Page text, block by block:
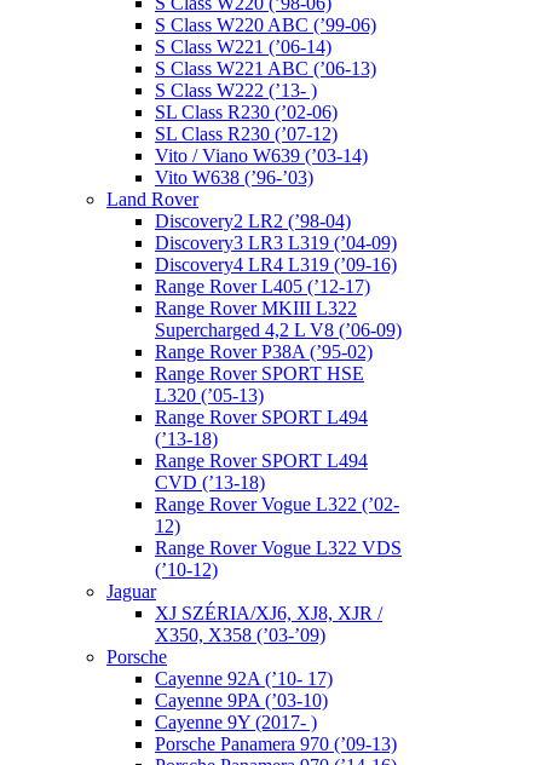
S Class W220 ABC (’99-06)
S Class W221 (’06-14)
S Class W221 ABC (’06-13)
S Class W222 (’13- )
SL Class R230 (’02-06)
SL Class R230 (’07-12)
Vito / Viano W639 (’03-14)
Vito W638 (’96-’03)
Land Rover
Discovery2 LR2 (’98-04)
Discovery3 LR3 L319 (’04-09)
Discovery4 LR4 L319 (’09-16)
Range Rover L405 (’12-17)
Range Rover MKIII L322
Supercharged 4,2 L V8 (’06-09)
Range Rover P38A (’95-02)
Range Rover SPORT HSE
L320 (’05-13)
Range Rover SPORT L494
(’13-18)
Range Rover SPORT L494
CVD (’13-18)
Range Rover Vogue L322 (’02-
12)
Range Rover Vogue L322 VDS
(’10-12)
Jaguar
XJ SZÉRIA/XJ6, XJ8, XJR /
X350, X358 (’03-’09)
Porsche
Cayenne 92A (’10- 17)
Cayenne 9PA (’03-10)
Cayenne 9Y (2017- )
Porsche Panamera 970 (’09-13)